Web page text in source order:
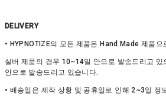
DELIVERY
• HYPNOTIZE의 모든 제품은 Hand Made 제품
실버 제품의 경우 10~14일 안으로 발송드리고
안으로 발송드리고 있습니다.
• 배송일은 제작 상황 및 공휴일로 인해 2~3일 정